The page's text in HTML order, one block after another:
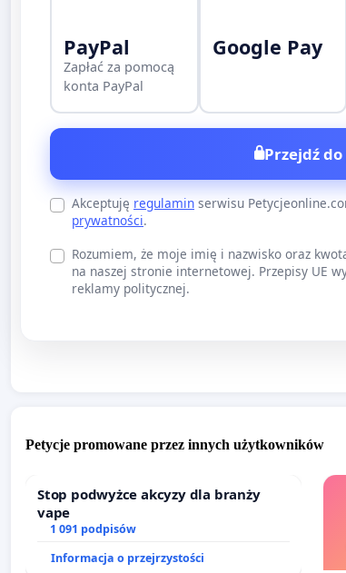
PayPal
Zapłać za pomocą
konta PayPal
Google Pay
Przejdź do
Akceptuję regulamin serwisu
prywatności.
Rozumiem, że moje imię i nazwisko oraz
na naszej stronie internetowej. Przepisy UE
reklamy politycznej.
Petycje promowane przez innych użytkowników
Stop podwyżce akcyzy dla branży
vape
1 091 podpisów
Informacja o przejrzystości